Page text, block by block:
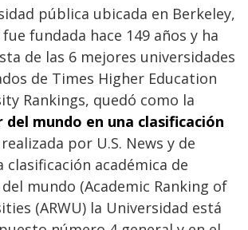
pública ubicada en Berkeley,
fundada hace 149 años y ha
de las 6 mejores universidades
de Times Higher Education
Rankings, quedó como la
mundo en una clasificación
realizada por U.S. News y de
clasificación académica de
mundo (Academic Ranking of
(ARWU) la Universidad está